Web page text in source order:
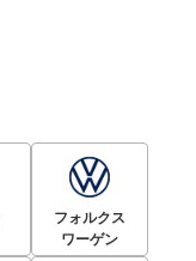
フォルクス
ワーゲン